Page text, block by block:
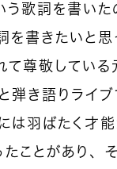
う歌詞を書い
を書きたいと思
て尊敬してい
弾き語りライ
は羽ばたく才能
ことがあり、